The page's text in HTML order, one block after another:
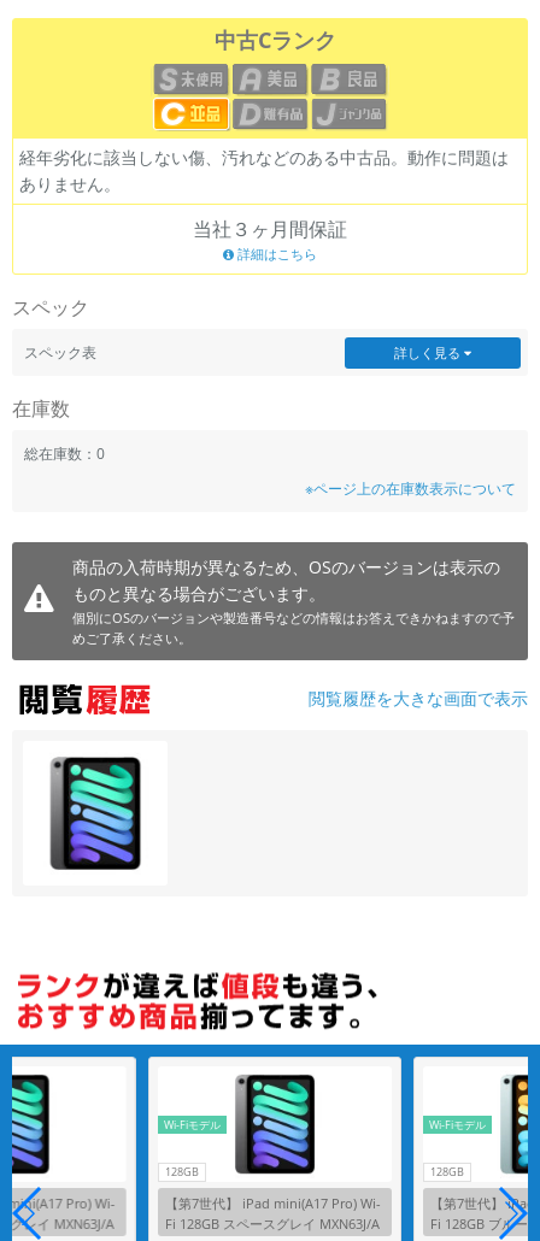
中古Cランク
経年劣化に該当しない傷、汚れなどのある中古品。動作に問題は
ありません。
当社３ヶ月間保証
詳細はこちら
スペック
スペック表 詳しく見る
在庫数
総在庫数：0
※ページ上の在庫数表示について
商品の入荷時期が異なるため、OSのバージョンは表示の
ものと異なる場合がございます。
個別にOSのバージョンや製造番号などの情報はお答えできかねますので予
めご了承ください。
閲覧履歴を大きな画面で表示
Pro) Wi-
グレイ MXN63J/A
128GB
Wi-Fiモデル
【第7世代】 iPad mini(A17 Pro) Wi-
Fi 128GB スペースグレイ MXN63J/A
128GB
Wi-Fiモデル
【第7世代】
Fi 128GB ブルー
メモリ
モニタサイズ
価格
円
発売日
月 から
月 まで
ただし機能別のみ「and検索」となります。